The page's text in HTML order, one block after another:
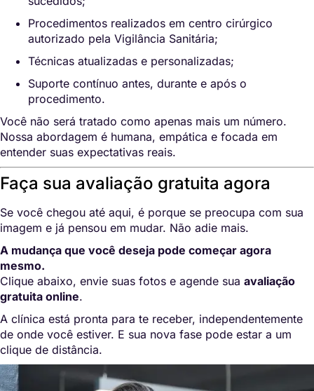
Procedimentos realizados em centro cirúrgico
autorizado pela Vigilância Sanitária;
Técnicas atualizadas e personalizadas;
Suporte contínuo antes, durante e após o
procedimento.
Você não será tratado como apenas mais um número.
Nossa abordagem é humana, empática e focada em
entender suas expectativas reais.
Faça sua avaliação gratuita agora
Se você chegou até aqui, é porque se preocupa com sua
imagem e já pensou em mudar. Não adie mais.
A mudança que você deseja pode começar agora
mesmo.
Clique abaixo, envie suas fotos e agende sua avaliação
gratuita online.
A clínica está pronta para te receber, independentemente
de onde você estiver. E sua nova fase pode estar a um
clique de distância.